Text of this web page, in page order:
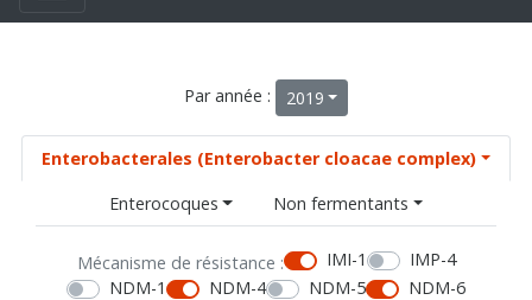
Par année : 2019
Enterobacterales (Enterobacter cloacae complex)
Enterocoques
Non fermentants
Mécanisme de résistance : IMI-1
IMP-4
NDM-1
NDM-4 NDM-5
NDM-6